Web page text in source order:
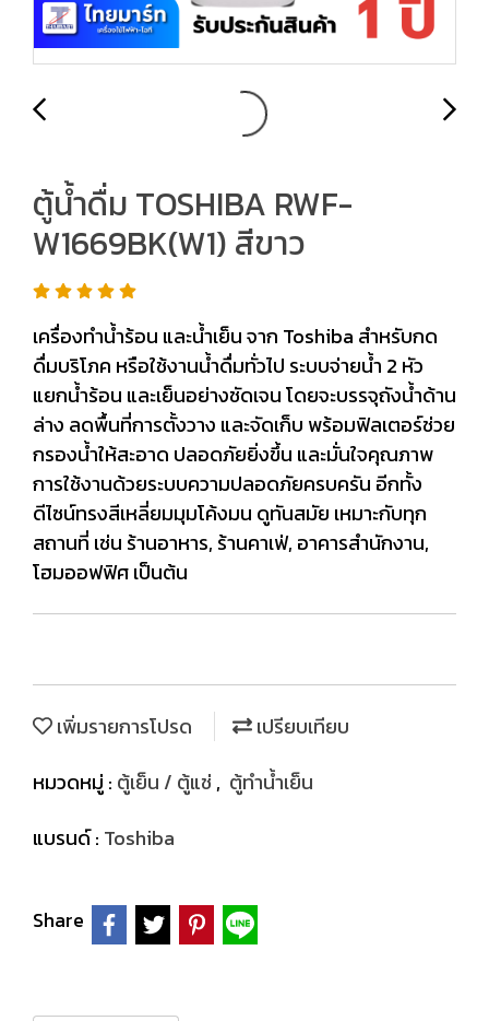
ตู้น้ำดื่ม TOSHIBA RWF-
W1669BK(W1) สีขาว
เครื่องทำน้ำร้อน และน้ำเย็น จาก Toshiba สำหรับกด
ดื่มบริโภค หรือใช้งานน้ำดื่มทั่วไป ระบบจ่ายน้ำ 2 หัว
แยกน้ำร้อน และเย็นอย่างชัดเจน โดยจะบรรจุถังน้ำด้าน
ล่าง ลดพื้นที่การตั้งวาง และจัดเก็บ พร้อมฟิลเตอร์ช่วย
กรองน้ำให้สะอาด ปลอดภัยยิ่งขึ้น และมั่นใจคุณภาพ
การใช้งานด้วยระบบความปลอดภัยครบครัน อีกทั้ง
ดีไซน์ทรงสีเหลี่ยมมุมโค้งมน ดูทันสมัย เหมาะกับทุก
สถานที่ เช่น ร้านอาหาร, ร้านคาเฟ่, อาคารสำนักงาน,
โฮมออฟฟิศ เป็นต้น
เพิ่มรายการโปรด
เปรียบเทียบ
หมวดหมู่ : ตู้เย็น / ตู้แช่ , ตู้ทำน้ำเย็น
แบรนด์ : Toshiba
Share